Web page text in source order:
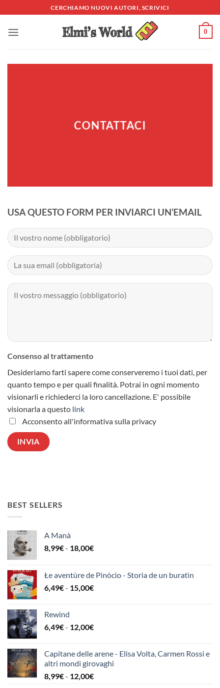
ai
contenuti
CERCHIAMO NUOVI AUTORI, SCRIVICI
0
CONTATTACI
USA QUESTO FORM PER INVIARCI UN’EMAIL
Consenso al trattamento
Desideriamo farti sapere come conserveremo i tuoi dati, per
quanto tempo e per quali finalità. Potrai in ogni momento
visionarli e richiederci la loro cancellazione. E' possibile
visionarla a questo link
Acconsento all'informativa sulla privacy
BEST SELLERS
A Manà
8,99€- 18,00€Fascia
da
8,99€
Łe aventùre de Pinòcio - Storia de un buratìn
6,49€- 15,00€Fascia
6,49€
Rewind
6,49€- 12,00€Fascia
da
6,49€
a
Capitane delle arene - Elisa Volta, Carmen Rossi e
altri mondi girovaghi
8,99€- 12,00€Fascia